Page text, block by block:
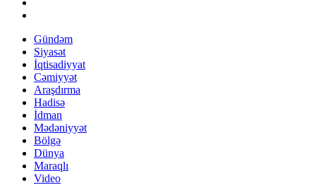
Gündəm
Siyasət
İqtisadiyyat
Cəmiyyət
Araşdırma
Hadisə
İdman
Mədəniyyət
Bölgə
Dünya
Maraqlı
Video